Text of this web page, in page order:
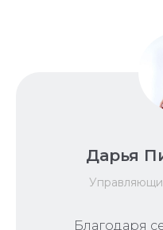
Дарья
Благодаря